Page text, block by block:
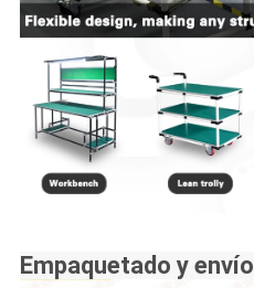
Empaquetado y envío